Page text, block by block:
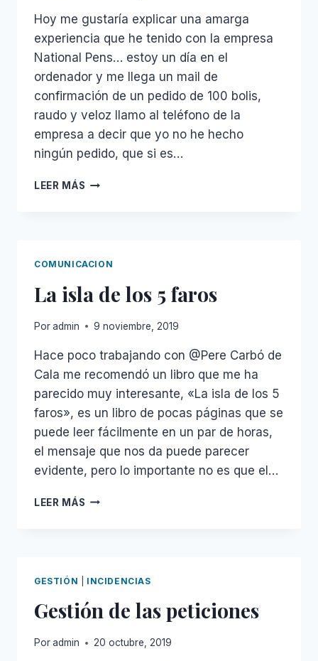
Hoy me gustaría explicar una amarga
experiencia que he tenido con la empresa
National Pens… estoy un día en el
ordenador y me llega un mail de
confirmación de un pedido de 100 bolis,
raudo y veloz llamo al teléfono de la
empresa a decir que yo no he hecho
ningún pedido, que si es…
LEER MÁS NATIONAL
COMUNICACION
La isla de los 5 faros
Poradmin 9 noviembre, 2019
Hace poco trabajando con @Pere Carbó de
Cala me recomendó un libro que me ha
parecido muy interesante, «La isla de los 5
faros», es un libro de pocas páginas que se
puede leer fácilmente en un par de horas,
el mensaje que nos da puede parecer
evidente, pero lo importante no es que el…
LEER MÁS LA
GESTIÓN INCIDENCIAS
Gestión de las peticiones
Poradmin 20 octubre, 2019